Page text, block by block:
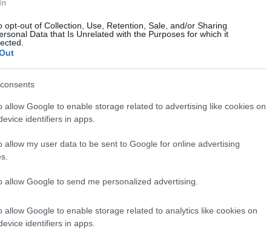
opt-out of Collection, Use, Retention, Sale, and/or Sharing
Data that Is Unrelated with the Purposes for which it
allow Google to enable storage related to advertising like cookies on
identifiers in apps.
allow my user data to be sent to Google for online advertising
allow Google to send me personalized advertising.
allow Google to enable storage related to analytics like cookies on
identifiers in apps.
significa unirsi a una comunità di studiosi
economiche della regione. Gli autori hanno
influenzare le politiche e le pratiche economiche in
da esperti di diverse università e istituzioni. Tra
enti come l’Università di Maryland,
Development Bank. Questa varietà di esperienze
rimanga all’avanguardia nella ricerca